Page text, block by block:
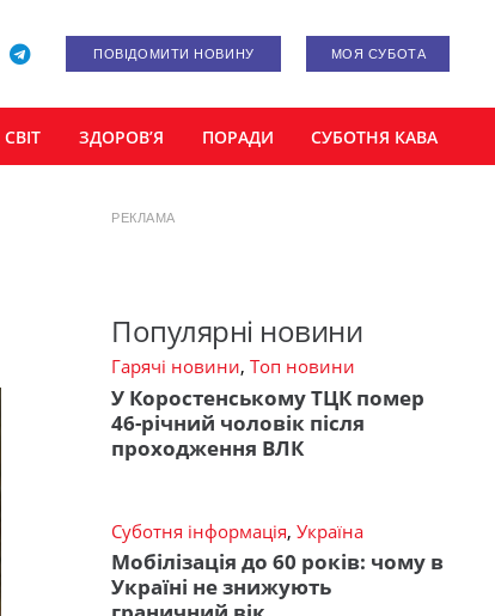
ПОВІДОМИТИ НОВИНУ МОЯ СУБОТА
СВІТ ЗДОРОВ’Я ПОРАДИ СУБОТНЯ КАВА
РЕКЛАМА
Популярні новини
Гарячі новини, Топ новини
У Коростенському ТЦК помер
46-річний чоловік після
проходження ВЛК
Суботня інформація, Україна
Мобілізація до 60 років: чому в
Україні не знижують